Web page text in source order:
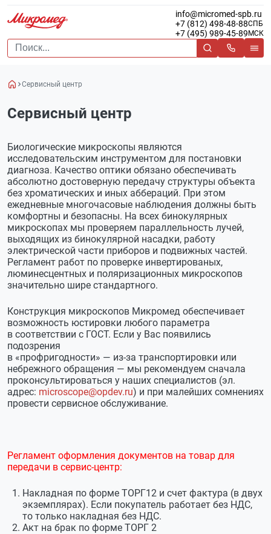
info@micromed-spb.ru
+7 (812) 498-48-88СПБ
+7 (495) 989-45-89 МСК
Сервисный центр
Сервисный центр
Биологические микроскопы являются
исследовательским инструментом для постановки
диагноза. Качество оптики обязано обеспечивать
абсолютно достоверную передачу структуры объекта
без хроматических и иных аббераций. При этом
ежедневные многочасовые наблюдения должны быть
комфортны и безопасны. На всех бинокулярных
микроскопах мы проверяем параллельность лучей,
выходящих из бинокулярной насадки, работу
электрической части приборов и подвижных частей.
Регламент работ по проверке инвертированых,
люминесцентных и поляризационных микроскопов
значительно шире стандартного.
Конструкция микроскопов Микромед обеспечивает
возможность юстировки любого параметра
в соответствии с ГОСТ. Если у Вас появились
подозрения
в «профригодности» — из-за транспортировки или
небрежного обращения — мы рекомендуем сначала
проконсультироваться у наших специалистов (эл.
адрес: microscope@opdev.ru) и при малейших сомнениях
провести сервисное обслуживание.
Регламент оформления документов на товар для
передачи в сервис-центр:
Накладная по форме ТОРГ12 и счет фактура (в двух
экземплярах). Если покупатель работает без НДС,
то только накладная без НДС.
Акт на брак по форме ТОРГ 2